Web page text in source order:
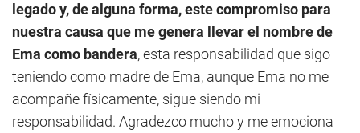
legado y, de alguna forma, este compromiso para
nuestra causa que me genera llevar el nombre de
Ema como bandera, esta responsabilidad que sigo
teniendo como madre de Ema, aunque Ema no me
acompañe físicamente, sigue siendo mi
responsabilidad. Agradezco mucho y me emociona